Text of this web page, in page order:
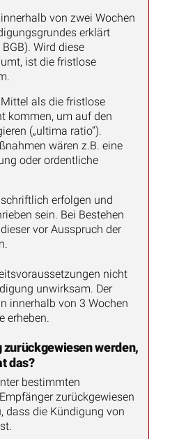
von zwei Wochen
erklärt
Wird diese
ist die fristlose
als die fristlose
kommen, um auf den
(„ultima ratio“).
wären z.B. eine
oder ordentliche
erfolgen und
sein. Bei Bestehen
vor Ausspruch der
nicht
unwirksam. Der
innerhalb von 3 Wochen
erheben.
zurückgewiesen werden,
das?
bestimmten
zurückgewiesen
dass die Kündigung von